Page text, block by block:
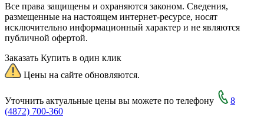
Все права защищены и охраняются законом. Сведения,
размещенные на настоящем интернет-ресурсе, носят
исключительно информационный характер и не являются
публичной офертой.
Заказать Купить в один клик
Цены на сайте обновляются.
Уточнить актуальные цены вы можете по телефону
8
(4872) 700-360